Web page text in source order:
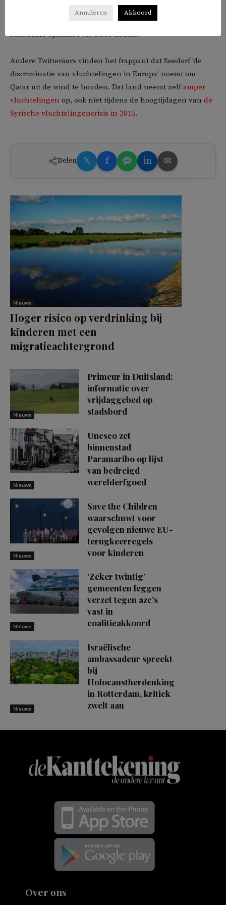
de Boer, die als ambassadeur van het WK onlangs op tv
zalvende woorden sprak over de Golfstaat, ook Seedorf ‘de
schouders ophaalt over 6.500 doden’.
Andere Twitteraars vinden het frappant dat Seedorf ‘de
discriminatie van vluchtelingen in Europa’ noemt om
Qatar uit de wind te houden. Dat land neemt zelfamper
vluchtelingen op, ook niet tijdens de hoogtijdagen van de
Syrische vluchtelingencrisis in 2015.
Delen 𝕏 f in ✉
Nieuws
Hoger risico op verdrinking bij
kinderen met een
migratieachtergrond
Nieuws
Primeur in Duitsland:
informatie over
vrijdaggebed op
stadsbord
Nieuws
Unesco zet
binnenstad
Paramaribo op lijst
van bedreigd
werelderfgoed
Nieuws
Save the Children
waarschuwt voor
gevolgen nieuwe EU-
terugkeerregels
voor kinderen
Nieuws
‘Zeker twintig’
gemeenten leggen
verzet tegen azc’s
vast in
coalitieakkoord
Nieuws
Israëlische
ambassadeur spreekt
bij
Holocaustherdenking
in Rotterdam, kritiek
zwelt aan
Over ons
Annuleren Akkoord